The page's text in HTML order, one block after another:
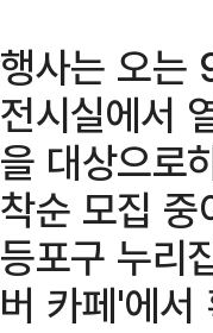
행사는 오는
전시실에서
을 대상으로
착순 모집
등포구 누리
버 카페'에서